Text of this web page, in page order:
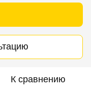
К сравнению